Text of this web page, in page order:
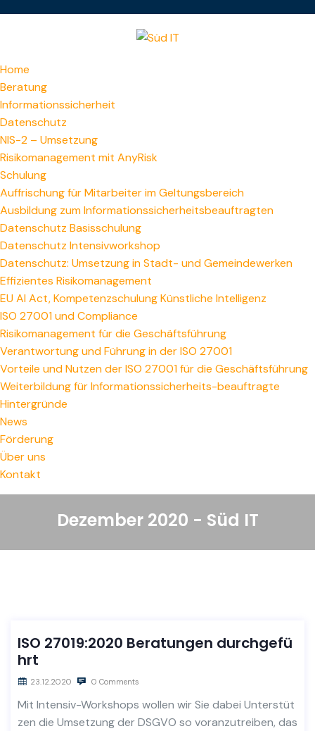
Home
Beratung
Informationssicherheit
Datenschutz
NIS-2 – Umsetzung
Risikomanagement mit AnyRisk
Schulung
Auffrischung für Mitarbeiter im Geltungsbereich
Ausbildung zum Informations­sicherheitsbeauftragten
Datenschutz Basisschulung
Datenschutz Intensivworkshop
Datenschutz: Umsetzung in Stadt- und Gemeindewerken
Effizientes Risikomanagement
EU AI Act, Kompetenzschulung Künstliche Intelligenz
ISO 27001 und Compliance
Risikomanagement für die Geschäftsführung
Verantwortung und Führung in der ISO 27001
Vorteile und Nutzen der ISO 27001 für die Geschäftsführung
Weiterbildung für Informationssicherheits-beauftragte
Hintergründe
News
Förderung
Über uns
Kontakt
Dezember 2020 - Süd IT
ISO 27019:2020 Beratungen durchgefü
hrt
23.12.2020 0 Comments
Mit Intensiv-Workshops wollen wir Sie dabei Unterstüt
zen die Umsetzung der DSGVO so voranzutreiben, das